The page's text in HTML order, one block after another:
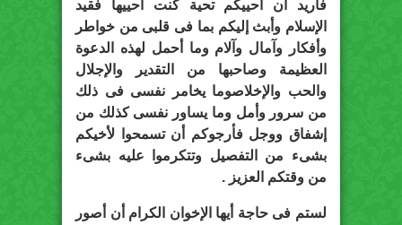
فأريد أن أحييكم تحية كنت أحييها فقيد
الإسلام وأبث إليكم بما فى قلبى من خواطر
وأفكار وآمال وآلام وما أحمل لهذه الدعوة
العظيمة وصاحبها من التقدير والإجلال
والحب والإخلاصوما يخامر نفسى فى ذلك
من سرور وأمل وما يساور نفسى كذلك من
إشفاق ووجل فأرجوكم أن تسمحوا لأخيكم
بشىء من التفصيل وتتكرموا عليه بشىء
من وقتكم العزيز .
لستم فى حاجة أيها الإخوان الكرام أن أصور